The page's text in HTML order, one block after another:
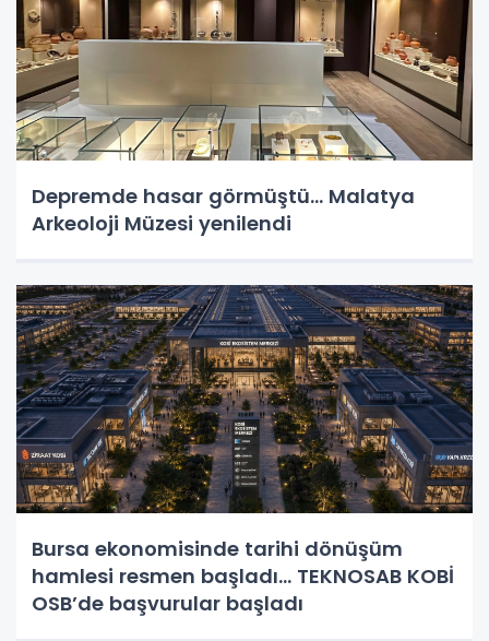
Depremde hasar görmüştü... Malatya
Arkeoloji Müzesi yenilendi
Bursa ekonomisinde tarihi dönüşüm
hamlesi resmen başladı... TEKNOSAB KOBİ
OSB’de başvurular başladı